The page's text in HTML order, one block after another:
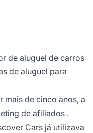
de aluguel de carros
de aluguel para
mais de cinco anos, a
de afiliados .
Cars já utilizava